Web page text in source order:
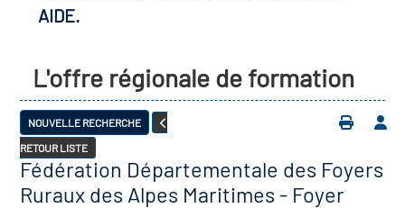
AIDE.
L'offre régionale de formation
NOUVELLE RECHERCHE
RETOUR LISTE
Fédération Départementale des Foyers
Ruraux des Alpes Maritimes - Foyer